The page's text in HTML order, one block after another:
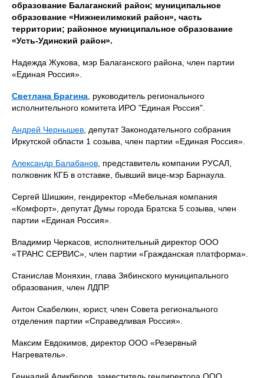
образование Балаганский район; муниципальное
образование «Нижнеилимский район», часть
территории; районное муниципальное образование
«Усть-Удинский район».
Надежда Жукова, мэр Балаганского района, член партии
«Единая Россия».
Светлана Брагина , руководитель регионального
исполнительного комитета ИРО "Единая Россия".
Андрей Чернышев , депутат Законодательного собрания
Иркутской области 1 созыва, член партии «Единая Россия».
Александр Балабанов , представитель компании РУСАЛ,
полковник КГБ в отставке, бывший вице-мэр Барнаула.
Сергей Шишкин, гендиректор «Мебельная компания
«Комфорт», депутат Думы города Братска 5 созыва, член
партии «Единая Россия».
Владимир Черкасов, исполнительный директор ООО
«ТРАНС СЕРВИС», член партии «Гражданская платформа».
Станислав Моняхин, глава Зябинского муниципального
образования, член ЛДПР.
Антон Скабелкин, юрист, член Совета регионального
отделения партии «Справедливая Россия».
Максим Евдокимов, директор ООО «Резервный
Нагреватель».